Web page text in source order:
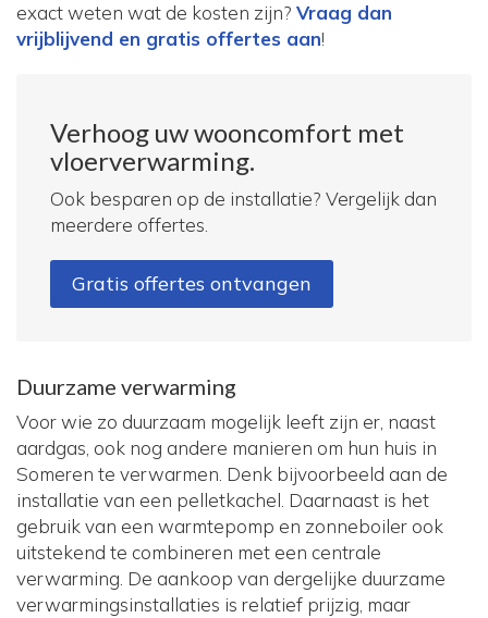
exact weten wat de kosten zijn? Vraag dan
vrijblijvend en gratis offertes aan!
Verhoog uw wooncomfort met
vloerverwarming.
Ook besparen op de installatie? Vergelijk dan
meerdere offertes.
Gratis offertes ontvangen
Duurzame verwarming
Voor wie zo duurzaam mogelijk leeft zijn er, naast
aardgas, ook nog andere manieren om hun huis in
Someren te verwarmen. Denk bijvoorbeeld aan de
installatie van een pelletkachel. Daarnaast is het
gebruik van een warmtepomp en zonneboiler ook
uitstekend te combineren met een centrale
verwarming. De aankoop van dergelijke duurzame
verwarmingsinstallaties is relatief prijzig, maar